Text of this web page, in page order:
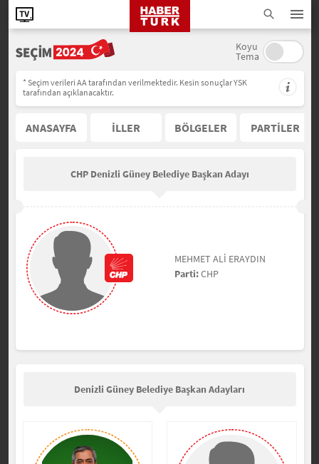
Koyu
Tema
* Seçim verileri AA tarafından verilmektedir. Kesin sonuçlar YSK
tarafından açıklanacaktır.
ANASAYFA İLLER BÖLGELER PARTİLER
CHP Denizli Güney Belediye Başkan Adayı
MEHMET ALİ ERAYDIN
Parti:CHP
Denizli Güney Belediye Başkan Adayları